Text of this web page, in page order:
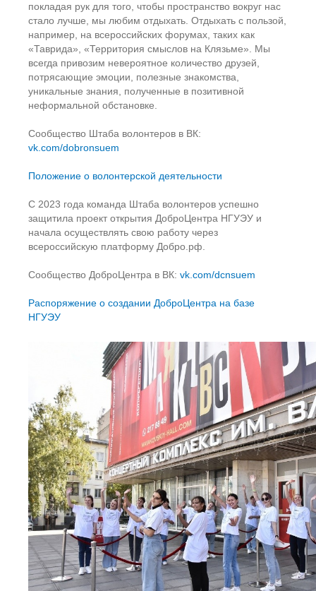
покладая рук для того, чтобы пространство вокруг нас
стало лучше, мы любим отдыхать. Отдыхать с пользой,
например, на всероссийских форумах, таких как
«Таврида», «Территория смыслов на Клязьме». Мы
всегда привозим невероятное количество друзей,
потрясающие эмоции, полезные знакомства,
уникальные знания, полученные в позитивной
неформальной обстановке.
Сообщество Штаба волонтеров в ВК:
vk.com/dobronsuem
Положение о волонтерской деятельности
С 2023 года команда Штаба волонтеров успешно
защитила проект открытия ДоброЦентра НГУЭУ и
начала осуществлять свою работу через
всероссийскую платформу Добро.рф.
Сообщество ДоброЦентра в ВК: vk.com/dcnsuem
Распоряжение о создании ДоброЦентра на базе
НГУЭУ